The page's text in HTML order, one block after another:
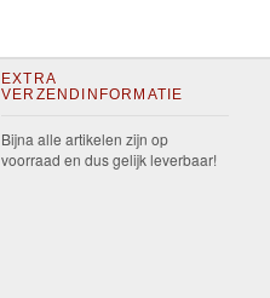
EXTRA
VERZENDINFORMATIE
Bijna alle artikelen zijn op
voorraad en dus gelijk leverbaar!